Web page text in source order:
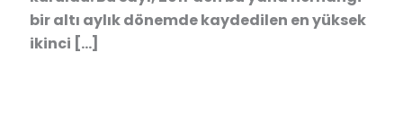
bir altı aylık dönemde kaydedilen en yüksek
ikinci […]